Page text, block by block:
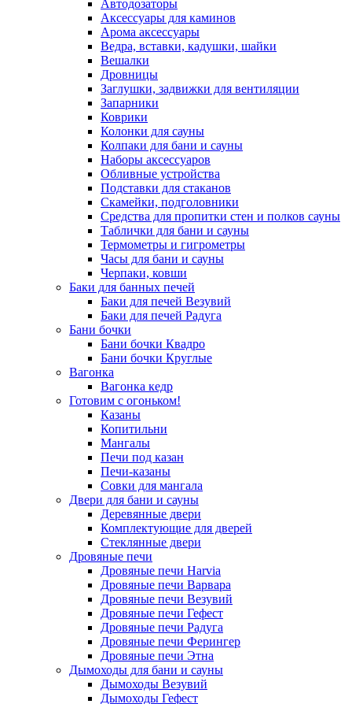
Автодозаторы
Аксессуары для каминов
Арома аксессуары
Ведра, вставки, кадушки, шайки
Вешалки
Дровницы
Заглушки, задвижки для вентиляции
Запарники
Коврики
Колонки для сауны
Колпаки для бани и сауны
Наборы аксессуаров
Обливные устройства
Подставки для стаканов
Скамейки, подголовники
Средства для пропитки стен и полков сауны
Таблички для бани и сауны
Термометры и гигрометры
Часы для бани и сауны
Черпаки, ковши
Баки для банных печей
Баки для печей Везувий
Баки для печей Радуга
Бани бочки
Бани бочки Квадро
Бани бочки Круглые
Вагонка
Вагонка кедр
Готовим с огоньком!
Казаны
Копитильни
Мангалы
Печи под казан
Печи-казаны
Совки для мангала
Двери для бани и сауны
Деревянные двери
Комплектующие для дверей
Стеклянные двери
Дровяные печи
Дровяные печи Harvia
Дровяные печи Варвара
Дровяные печи Везувий
Дровяные печи Гефест
Дровяные печи Радуга
Дровяные печи Ферингер
Дровяные печи Этна
Дымоходы для бани и сауны
Дымоходы Везувий
Дымоходы Гефест